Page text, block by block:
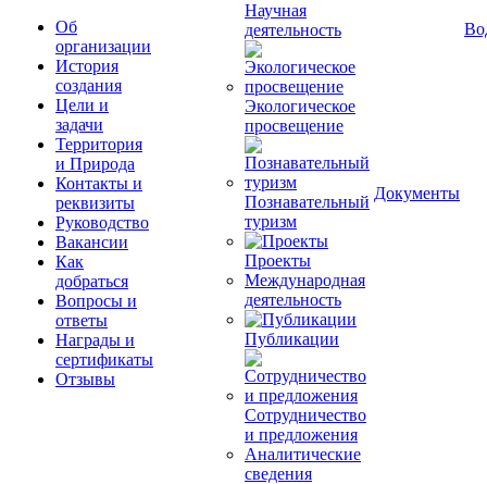
Об
организации
История
создания
Цели и
задачи
Территория
и Природа
Контакты и
реквизиты
Руководство
Вакансии
Как
добраться
Вопросы и
ответы
Награды и
сертификаты
Отзывы
Научная
деятельность
Экологическое
просвещение
Познавательный
туризм
Проекты
Международная
деятельность
Публикации
Сотрудничество
и предложения
Аналитические
сведения
Документы